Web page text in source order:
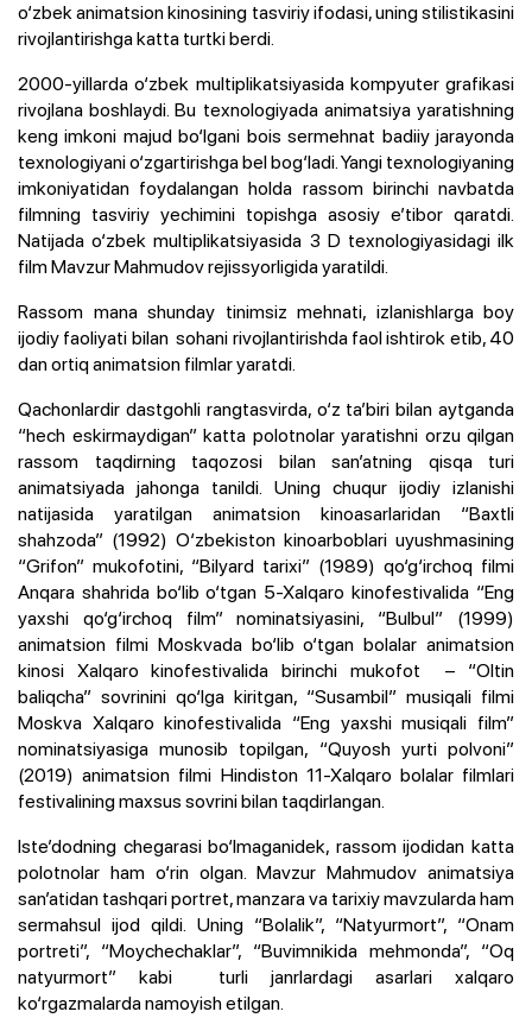
o‘zbek animatsion kinosining tasviriy ifodasi, uning stilistikasini
rivojlantirishga katta turtki berdi.
2000-yillarda o‘zbek multiplikatsiyasida kompyuter grafikasi
rivojlana boshlaydi. Bu texnologiyada animatsiya yaratishning
keng imkoni majud bo‘lgani bois sermehnat badiiy jarayonda
texnologiyani o‘zgartirishga bel bog‘ladi. Yangi texnologiyaning
imkoniyatidan foydalangan holda rassom birinchi navbatda
filmning tasviriy yechimini topishga asosiy e’tibor qaratdi.
Natijada o‘zbek multiplikatsiyasida 3 D texnologiyasidagi ilk
film Mavzur Mahmudov rejissyorligida yaratildi.
Rassom mana shunday tinimsiz mehnati, izlanishlarga boy
ijodiy faoliyati bilan sohani rivojlantirishda faol ishtirok etib, 40
dan ortiq animatsion filmlar yaratdi.
Qachonlardir dastgohli rangtasvirda, o‘z ta’biri bilan aytganda
“hech eskirmaydigan” katta polotnolar yaratishni orzu qilgan
rassom taqdirning taqozosi bilan san’atning qisqa turi
animatsiyada jahonga tanildi. Uning chuqur ijodiy izlanishi
natijasida yaratilgan animatsion kinoasarlaridan “Baxtli
shahzoda” (1992) O‘zbekiston kinoarboblari uyushmasining
“Grifon” mukofotini, “Bilyard tarixi” (1989) qo‘g‘irchoq filmi
Anqara shahrida bo‘lib o‘tgan 5-Xalqaro kinofestivalida “Eng
yaxshi qo‘g‘irchoq film” nominatsiyasini, “Bulbul” (1999)
animatsion filmi Moskvada bo‘lib o‘tgan bolalar animatsion
kinosi Xalqaro kinofestivalida birinchi mukofot – “Oltin
baliqcha” sovrinini qo‘lga kiritgan, “Susambil” musiqali filmi
Moskva Xalqaro kinofestivalida “Eng yaxshi musiqali film”
nominatsiyasiga munosib topilgan, “Quyosh yurti polvoni”
(2019) animatsion filmi Hindiston 11-Xalqaro bolalar filmlari
festivalining maxsus sovrini bilan taqdirlangan.
Iste’dodning chegarasi bo‘lmaganidek, rassom ijodidan katta
polotnolar ham o‘rin olgan. Mavzur Mahmudov animatsiya
san’atidan tashqari portret, manzara va tarixiy mavzularda ham
sermahsul ijod qildi. Uning “Bolalik”, “Natyurmort”, “Onam
portreti”, “Moychechaklar”, “Buvimnikida mehmonda”, “Oq
natyurmort” kabi turli janrlardagi asarlari xalqaro
ko‘rgazmalarda namoyish etilgan.